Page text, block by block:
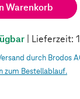
Warenkorb
| Lieferzeit:
durch Brodos
zum Bestellablauf.